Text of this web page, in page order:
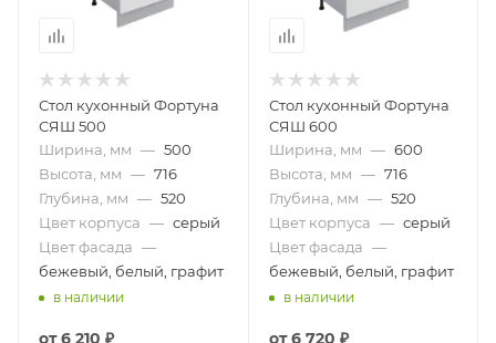
Стол кухонный Фортуна
СЯШ 500
Ширина, мм — 500
Высота, мм — 716
Глубина, мм — 520
Цвет корпуса — серый
Цвет фасада —
бежевый, белый, графит
в наличии
от6 210 ₽
Стол кухонный Фортуна
СЯШ 600
Ширина, мм — 600
Высота, мм — 716
Глубина, мм — 520
Цвет корпуса — серый
Цвет фасада —
бежевый, белый, графит
в наличии
от6 720 ₽